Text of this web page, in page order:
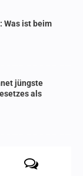
Was ist beim
jüngste
als